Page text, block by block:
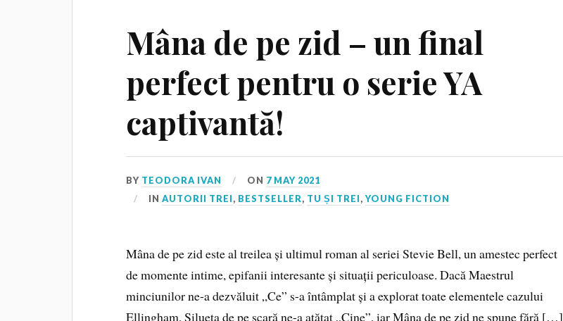
Mâna de pe zid – un final
perfect pentru o serie YA
captivantă!
BY TEODORA IVAN ON 7 MAY 2021
INAUTORII TREI, BESTSELLER, TU ȘI TREI,YOUNG FICTION
Mâna de pe zid este al treilea și ultimul roman al seriei Stevie Bell, un amestec perfect
de momente intime, epifanii interesante și situații periculoase. Dacă Maestrul
minciunilor ne-a dezvăluit „Ce” s-a întâmplat și a explorat toate elementele cazului
Ellingham, Silueta de pe scară ne-a atătat „Cine”, iar Mâna de pe zid ne spune fără […]